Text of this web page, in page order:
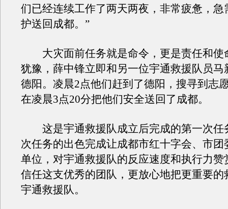
们已经连续工作了两天两夜，非常疲惫，急
护送回成都。”
大灾面前任务就是命令，更是责任和使
犹豫，薛中锋立即和另一位宇通救援队员马
德阳。凌晨2点他们赶到了德阳，搜寻到志
在凌晨3点20分把他们安全送回了成都。
这是宇通救援队成立后完成的第一次任
次任务的出色完成让成都市红十字会、市团
单位，对宇通救援队的反应速度和执行力赞
信任这支优秀的团队，更放心地把更重要的
宇通救援队。